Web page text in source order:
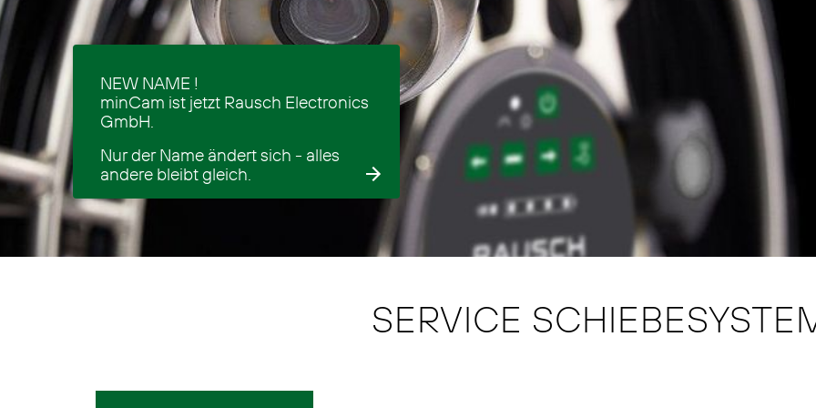
NEW NAME !
minCam ist jetzt Rausch Electronics
GmbH.
Nur der Name ändert sich - alles
andere bleibt gleich.
SERVICE